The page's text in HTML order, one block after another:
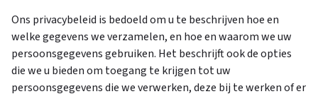
Ons privacybeleid is bedoeld om u te beschrijven hoe en
welke gegevens we verzamelen, en hoe en waarom we uw
persoonsgegevens gebruiken. Het beschrijft ook de opties
die we u bieden om toegang te krijgen tot uw
persoonsgegevens die we verwerken, deze bij te werken of er